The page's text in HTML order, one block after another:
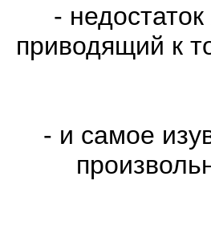
-
приводящий к
- и самое